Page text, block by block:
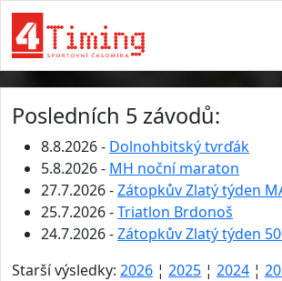
Posledních 5 závodů:
8.8.2026 - Dolnohbitský tvrďák
5.8.2026 - MH noční maraton
27.7.2026 -Zátopkův Zlatý týden
25.7.2026 -Triatlon Brdonoš
24.7.2026 -Zátopkův Zlatý týden
Starší výsledky: 2026 ¦ 2025 ¦ 2024 ¦